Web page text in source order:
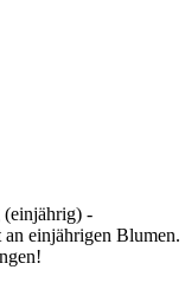
(einjährig) -
einjährigen Blumen.